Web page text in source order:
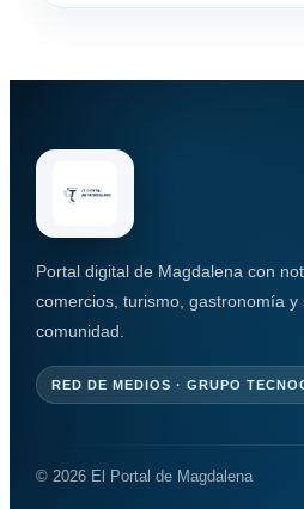
Portal digital de Magdalena con
comercios, turismo, gastronomía y
comunidad.
RED DE MEDIOS · GRUPO
© 2026 El Portal de Magdalena